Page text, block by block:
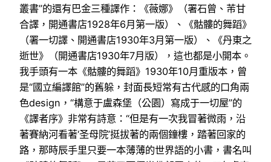
叢書”的還有巴金三種譯作：《薇娜》（署石曾、芾甘
合譯，開通書店1928年6月第一版）、《骷髏的舞蹈》
（署一切譯、開通書店1930年3月第一版）、《丹東之
逝世》（開通書店1930年7月版），這也都是小開本。
我手頭有一本《骷髏的舞蹈》1930年10月重版本，曾
是“國立編譯館”的舊躲，封面長短常有古代感的口角兩
色design，“構意于盧森堡（公園）寫成于一切屋”的
《譯者序》非常有詩意：“但是有一次我冒著微雨，沿
著賽納河看著‘圣母院’挺拔著的兩個鐘樓，踏著回家的
路，那時辰手里只要一本薄薄的世界語的小書，書名叫